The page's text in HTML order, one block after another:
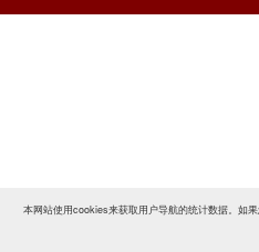
本网站使用cookies来获取用户导航的统计数据。如